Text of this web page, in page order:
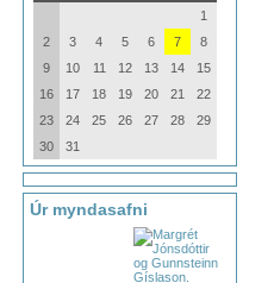
1
2
3 4 5 6 7
8
9
10 11 12 13 14
15
16
17 18 19 20 21
22
23
24 25 26 27 28
29
30
31
Úr myndasafni